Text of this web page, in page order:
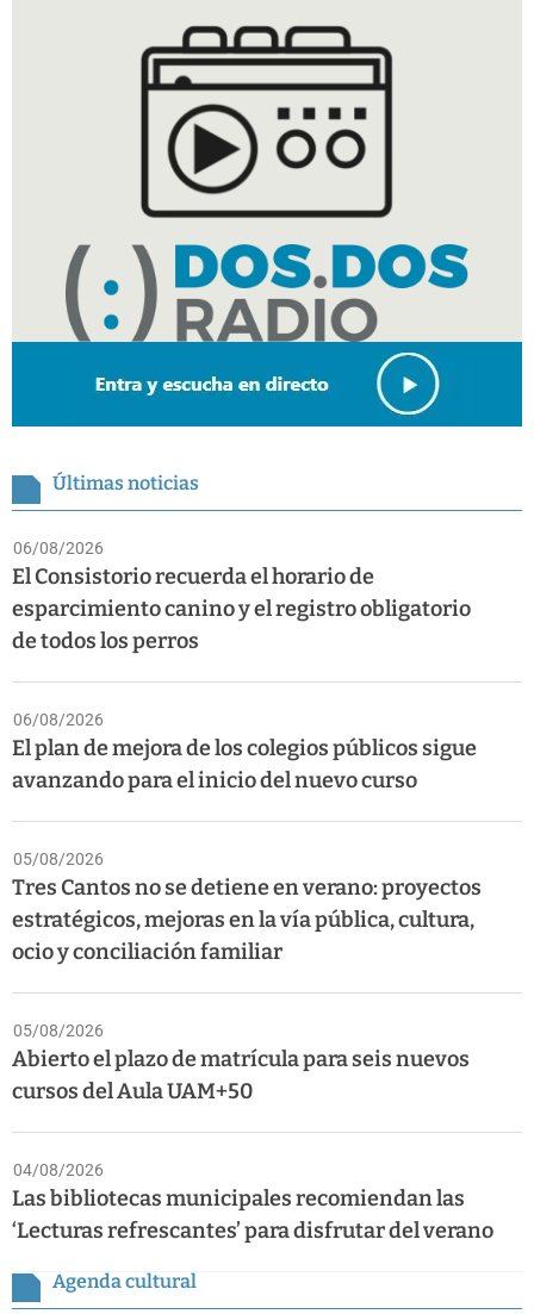
Últimas noticias
06/08/2026
El Consistorio recuerda el horario de
esparcimiento canino y el registro obligatorio
de todos los perros
06/08/2026
El plan de mejora de los colegios públicos sigue
avanzando para el inicio del nuevo curso
05/08/2026
Tres Cantos no se detiene en verano: proyectos
estratégicos, mejoras en la vía pública, cultura,
ocio y conciliación familiar
05/08/2026
Abierto el plazo de matrícula para seis nuevos
cursos del Aula UAM+50
04/08/2026
Las bibliotecas municipales recomiendan las
‘Lecturas refrescantes’ para disfrutar del verano
Agenda cultural